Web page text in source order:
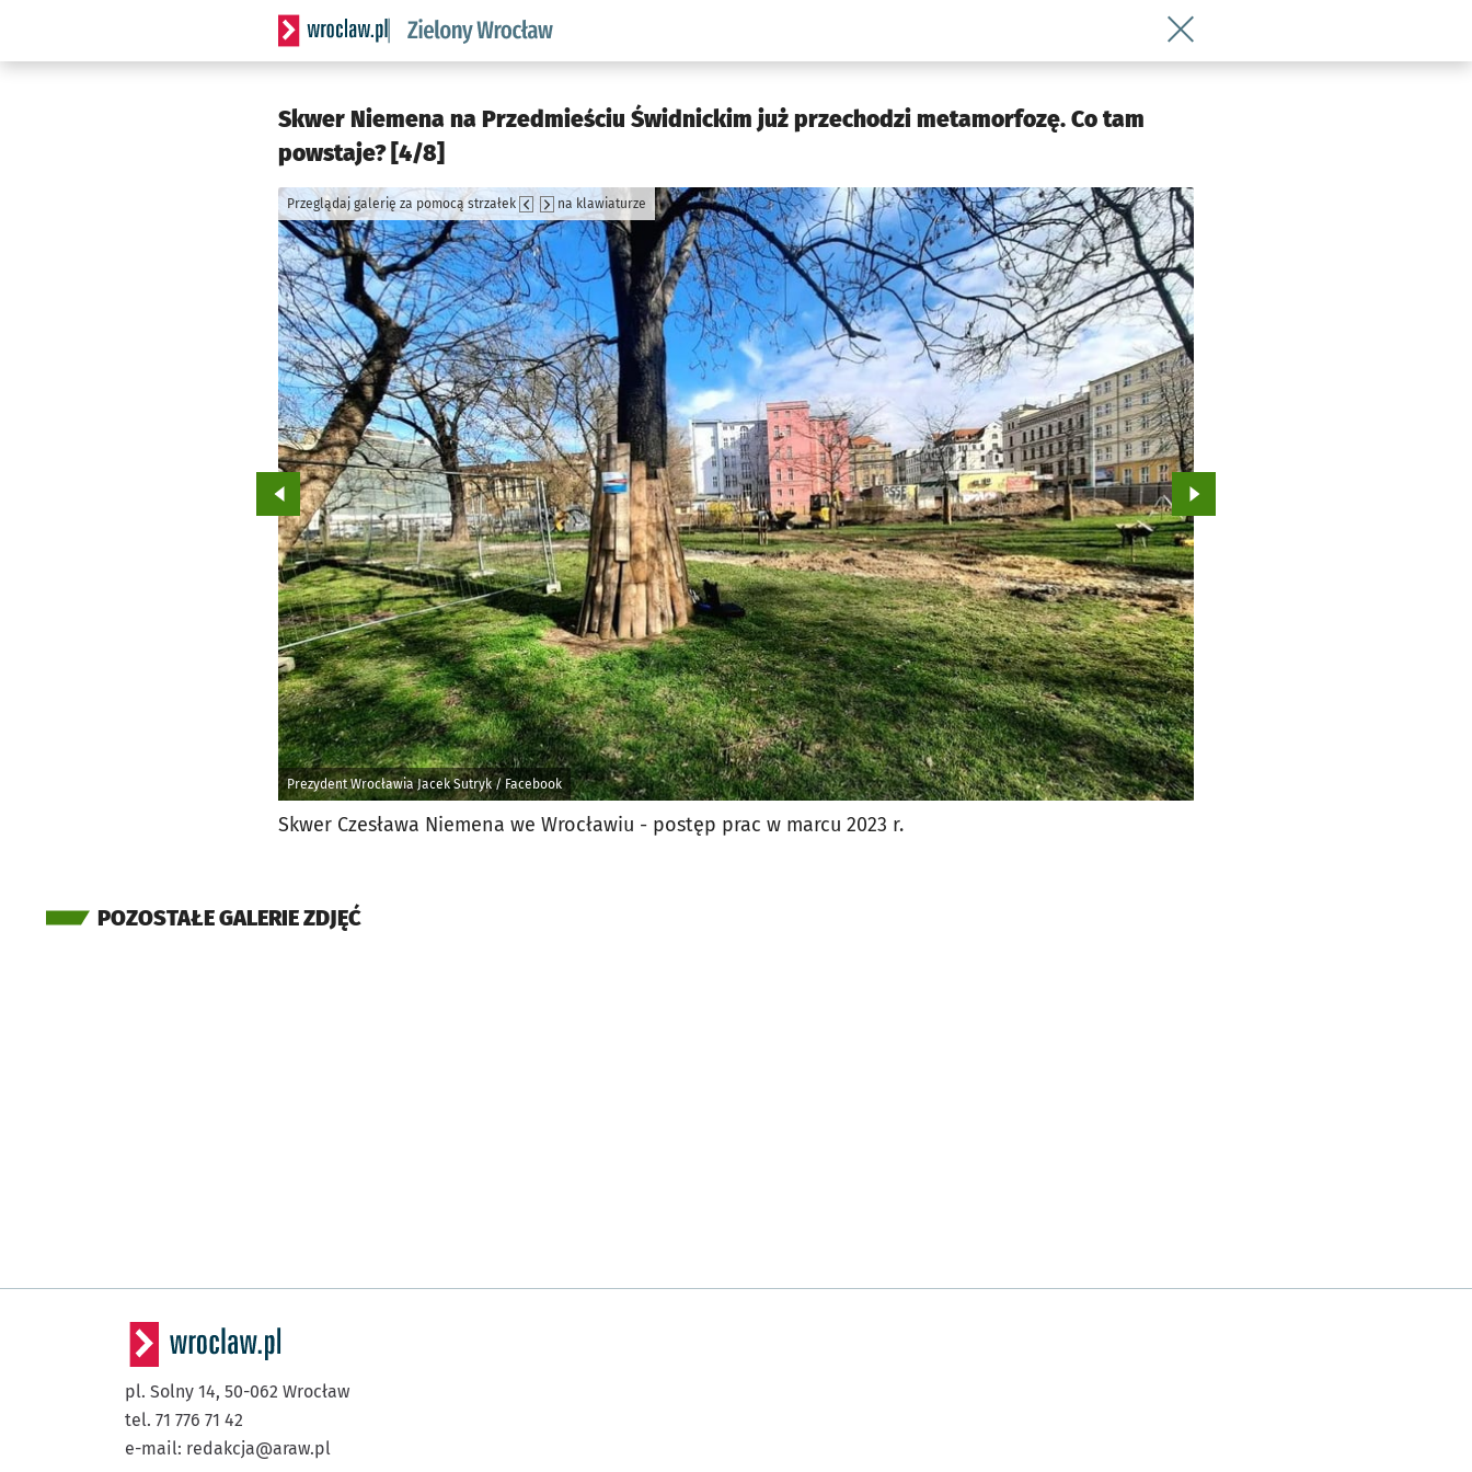
Serwis informacyjny wroclaw.pl podserwis: Środowisko we Wrocławiu
Wróć do artykułu Skwer Niemena na
Skwer Niemena na Przedmieściu Świdnickim już przechodzi metamorfozę. Co tam
powstaje? [4/8]
Prezydent Wrocławia Jacek Sutryk / Facebook
Przeglądaj galerię za pomocą strzałek na klawiaturze
Przejdź do poprzedniego zdjęcia. Przejdź do kolejnego zdjęcia.
Skwer Czesława Niemena we Wrocławiu - postęp prac w marcu 2023 r.
POZOSTAŁE GALERIE ZDJĘĆ
pl. Solny 14, 50-062 Wrocław
tel. 71 776 71 42
e-mail: redakcja@araw.pl